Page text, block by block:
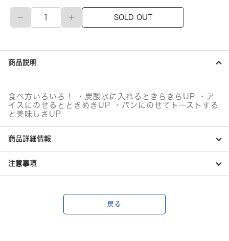
メ
コ
CC
仲
良
桃
個
SOLD OUT
商品説明
食べ方いろいろ！ ・炭酸水に入れるときらきらUP ・ア
イスにのせるとときめきUP ・パンにのせてトーストする
と美味しさUP
商品詳細情報
注意事項
戻る